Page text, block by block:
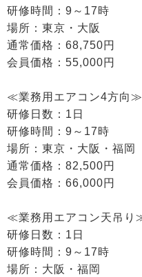
研修時間：9～17時
場所：東京・大阪
通常価格：68,750円
会員価格：55,000円
≪業務用エアコン4方向≫
研修日数：1日
研修時間：9～17時
場所：東京・大阪・福岡
通常価格：82,500円
会員価格：66,000円
≪業務用エアコン天吊り
研修日数：1日
研修時間：9～17時
場所：大阪・福岡